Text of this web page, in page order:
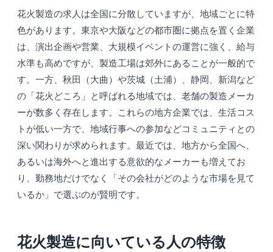
花火製造の求人は全国に分散していますが、地域ごとに特
色があります。東京や大阪などの都市圏に拠点を置く企業
は、演出企画や営業、大規模イベントの運営に強く、給与
水準も高めですが、製造工場は郊外にあることが一般的で
す。一方、秋田（大曲）や茨城（土浦）、静岡、新潟など
の「花火どころ」と呼ばれる地域では、老舗の製造メーカ
ーが数多く存在します。これらの地方企業では、生活コス
トが低い一方で、地域行事への参加などコミュニティとの
深い関わりが求められます。最近では、地方から全国へ、
あるいは海外へと進出する意欲的なメーカーも増えてお
り、勤務地だけでなく「その会社がどのような市場を見て
いるか」で選ぶのが賢明です。
花火製造に向いている人の特徴